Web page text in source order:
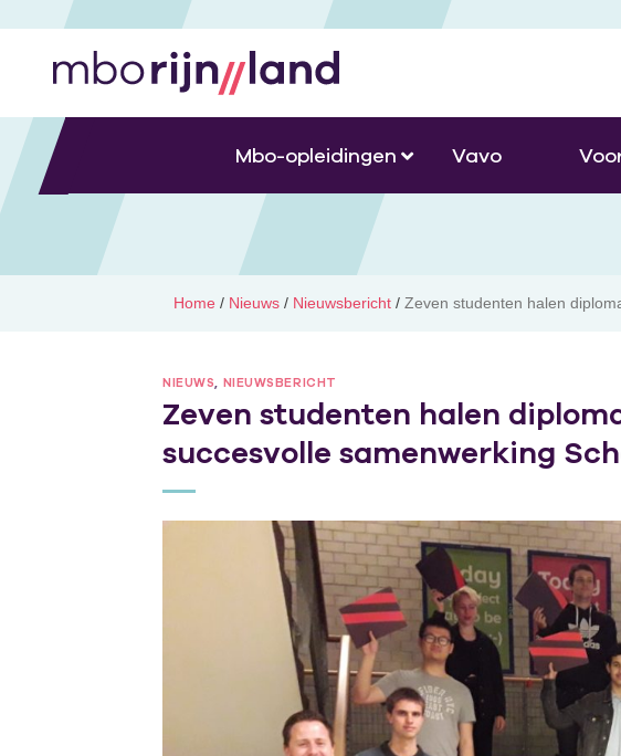
Mbo-opleidingen Vavo
Home / Nieuws / Nieuwsbericht / Zeven studenten halen
NIEUWS NIEUWSBERICHT
Zeven studenten halen
succesvolle samenwerking